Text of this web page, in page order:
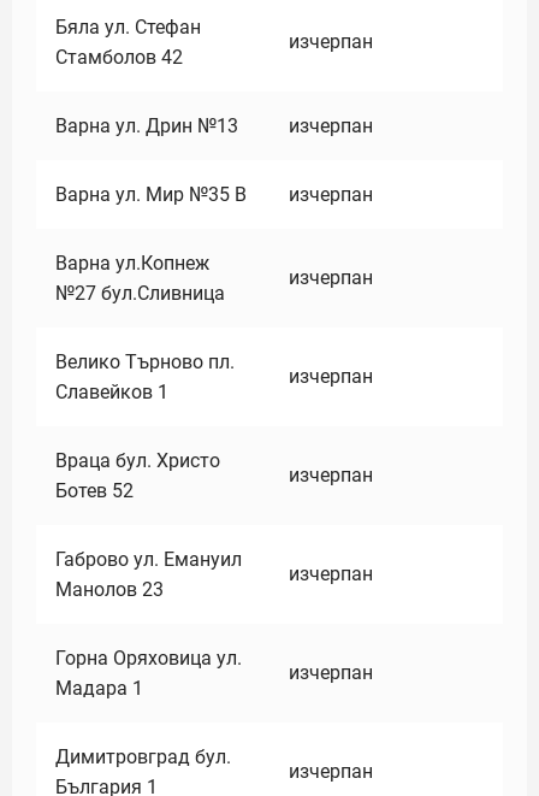
Бяла ул. Стефан
Стамболов 42
изчерпан
Варна ул. Дрин №13 изчерпан
Варна ул. Мир №35 В изчерпан
Варна ул.Копнеж
№27 бул.Сливница
изчерпан
Велико Търново пл.
Славейков 1
изчерпан
Враца бул. Христо
Ботев 52
изчерпан
Габрово ул. Емануил
Манолов 23
изчерпан
Горна Оряховица ул.
Мадара 1
изчерпан
Димитровград бул.
България 1
изчерпан